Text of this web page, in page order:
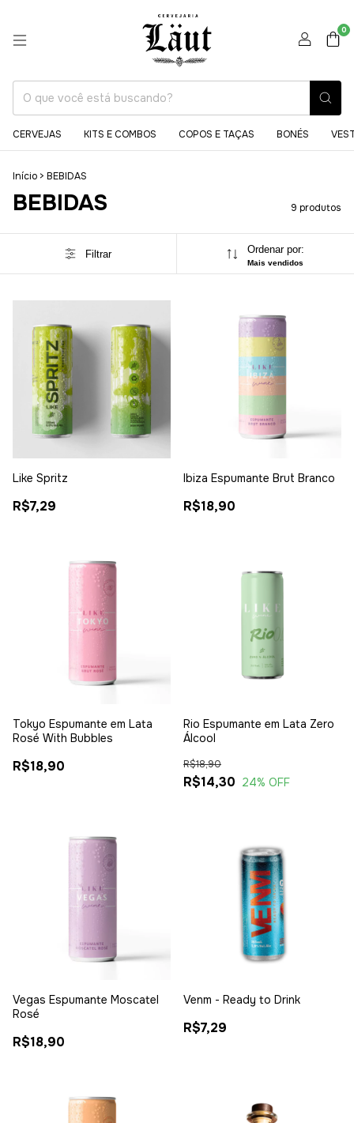
0
CERVEJAS KITS E COMBOS COPOS E TAÇAS BONÉS
Início > BEBIDAS
BEBIDAS 9 produtos
Filtrar Ordenar por:
Mais vendidos
Like Spritz
R$7,29
Ibiza Espumante Brut Branco
R$18,90
Tokyo Espumante em Lata
Rosé With Bubbles
R$18,90
Rio Espumante em Lata Zero
Álcool
R$14,30
R$18,90
24% OFF
Vegas Espumante Moscatel
Rosé
R$18,90
Venm - Ready to Drink
R$7,29